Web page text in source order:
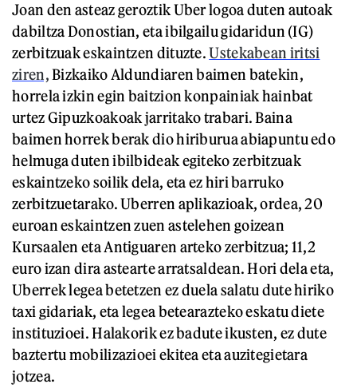
Joan den asteaz geroztik Uber logoa duten autoak
dabiltza Donostian, eta ibilgailu gidaridun (IG)
zerbitzuak eskaintzen dituzte.Ustekabean iritsi
ziren,Bizkaiko Aldundiaren baimen batekin,
horrela izkin egin baitzion konpainiak hainbat
urtez Gipuzkoakoak jarritako trabari. Baina
baimen horrek berak dio hiriburua abiapuntu edo
helmuga duten ibilbideak egiteko zerbitzuak
eskaintzeko soilik dela, eta ez hiri barruko
zerbitzuetarako. Uberren aplikazioak, ordea, 20
euroan eskaintzen zuen astelehen goizean
Kursaalen eta Antiguaren arteko zerbitzua; 11,2
euro izan dira astearte arratsaldean. Hori dela eta,
Uberrek legea betetzen ez duela salatu dute hiriko
taxi gidariak, eta legea betearazteko eskatu diete
instituzioei. Halakorik ez badute ikusten, ez dute
baztertu mobilizazioei ekitea eta auzitegietara
jotzea.